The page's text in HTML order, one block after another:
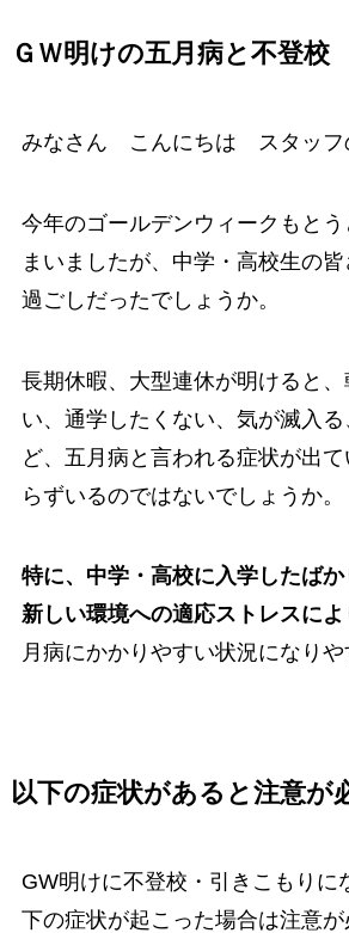
ＧＷ明けの五月病と不登校
みなさん こんにちは スタッフ
今年のゴールデンウィークもと
まいましたが、中学・高校生の
過ごしだったでしょうか。
長期休暇、大型連休が明けると
い、通学したくない、気が滅入
ど、五月病と言われる症状が出
らずいるのではないでしょうか。
特に、中学・高校に入学したばか
新しい環境への適応ストレスによ
月病にかかりやすい状況になりや
以下の症状があると注意が
GW明けに不登校・引きこもりに
下の症状が起こった場合は注意